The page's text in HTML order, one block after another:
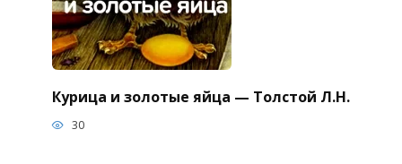
Курица и золотые яйца — Толстой Л.Н.
30